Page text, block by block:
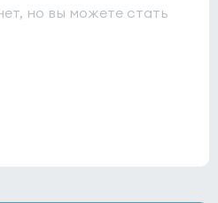
но вы можете стать